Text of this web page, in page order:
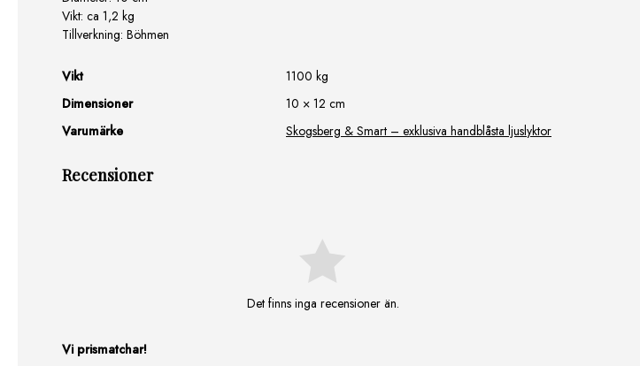
Vikt: ca 1,2 kg
Tillverkning: Böhmen
Vikt
1100 kg
Dimensioner
10 × 12 cm
Varumärke
Skogsberg & Smart – exklusiva handblåsta ljuslyktor
Recensioner
Det finns inga recensioner än.
Vi prismatchar!